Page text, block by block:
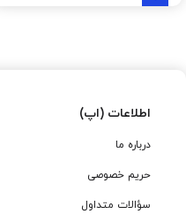
اطلاعات (اپ)
درباره ما
حریم خصوصی
سؤالات متداول